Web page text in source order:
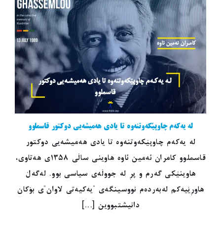
لە یەکەم چاوپێکەوتنەوە تا یادی هەمیشەیی دوکتور قاسملوو
لە یەکەم چاوپێکەوتنەوە تا یادی هەمیشەیی دوکتور
قاسملوو کامران ئەمین ئاوە هاوینی ساڵی ١٣٥٨ی هەتاوی،
هاوینێکی گەرم و پڕ لە جووڵەی سیاسی بوو. لەگەڵ
هاوڕێیەکم لەبەردەم نووسینگەی "یەکیەتی لاوان"ی بۆکان
دانیشتبووین [...]